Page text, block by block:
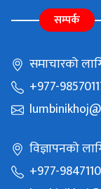
सम्पर्क
समाचारको
+977-
विज्ञापनको
+977-